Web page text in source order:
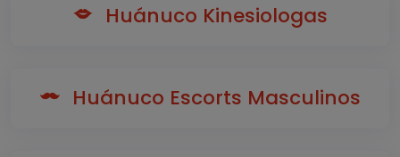
Huánuco Kinesiologas
Huánuco Escorts Masculinos